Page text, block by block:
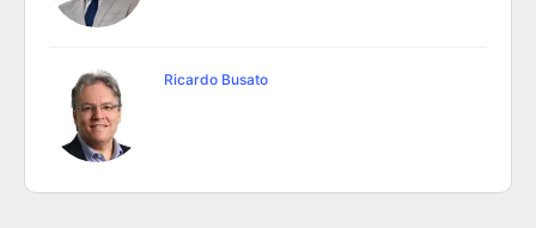
Ricardo Busato